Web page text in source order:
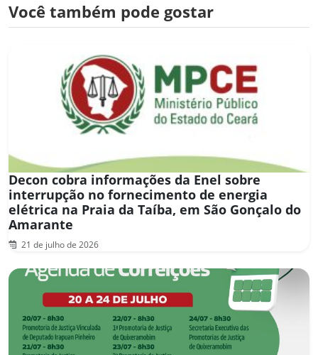
Você também pode gostar
Decon cobra informações da Enel sobre
interrupção no fornecimento de energia
elétrica na Praia da Taíba, em São Gonçalo do
Amarante
21 de julho de 2026